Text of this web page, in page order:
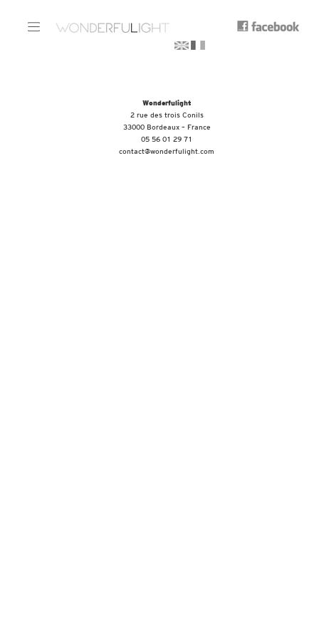
Wonderfulight
2 rue des trois Conils
33000 Bordeaux – France
05 56 01 29 71
contact@wonderfulight.com